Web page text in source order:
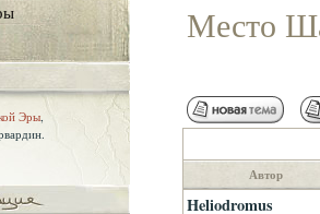
Эры,
Место
Автор
Heliodromus